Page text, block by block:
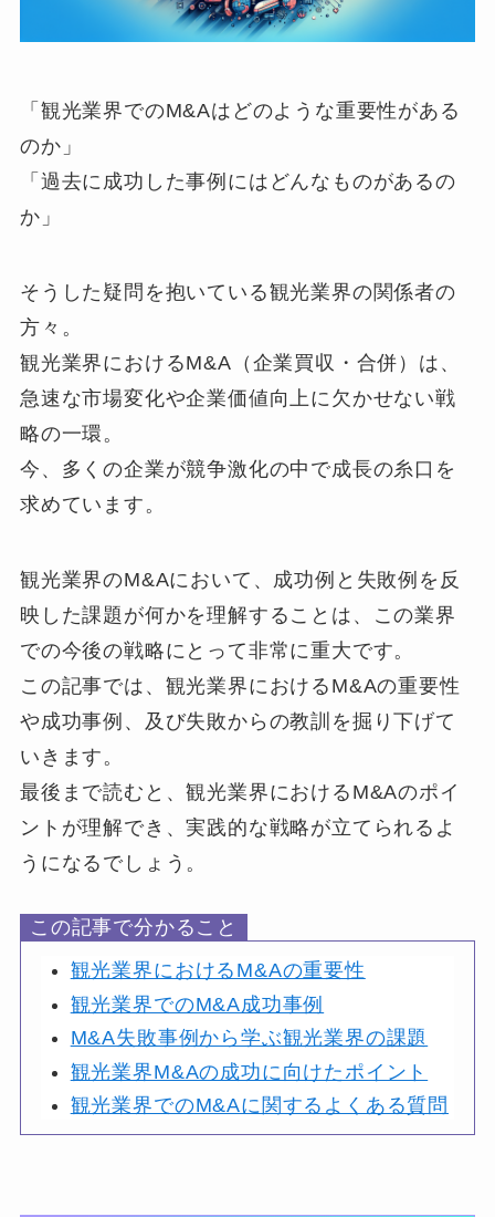
「観光業界でのM&Aはどのような重要性がある
のか」
「過去に成功した事例にはどんなものがあるの
か」
そうした疑問を抱いている観光業界の関係者の
方々。
観光業界におけるM&A（企業買収・合併）は、
急速な市場変化や企業価値向上に欠かせない戦
略の一環。
今、多くの企業が競争激化の中で成長の糸口を
求めています。
観光業界のM&Aにおいて、成功例と失敗例を反
映した課題が何かを理解することは、この業界
での今後の戦略にとって非常に重大です。
この記事では、観光業界におけるM&Aの重要性
や成功事例、及び失敗からの教訓を掘り下げて
いきます。
最後まで読むと、観光業界におけるM&Aのポイ
ントが理解でき、実践的な戦略が立てられるよ
うになるでしょう。
この記事で分かること
観光業界におけるM&Aの重要性
観光業界でのM&A成功事例
M&A失敗事例から学ぶ観光業界の課題
観光業界M&Aの成功に向けたポイント
観光業界でのM&Aに関するよくある質問